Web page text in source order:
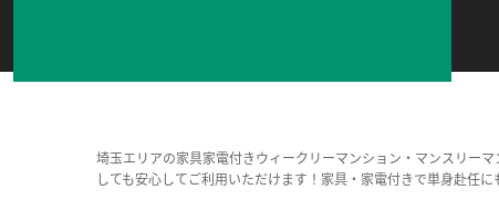
埼玉エリアの家具家電付きウィークリーマンション・マンスリー
しても安心してご利用いただけます！家具・家電付きで単身赴任に